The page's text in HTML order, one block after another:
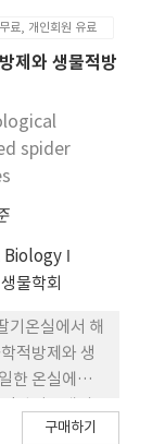
영양성분을 비
발효사료별 흰
교 분석한 결
용한 사료에
의하게 높았
우 동일하게
매우 낮았다.
먹이 원의 발
할 수 있는 흰
더 안정적이었
료, 개인회원 유료
제와 생물적방
spider
Biology
물학회
기온실에서 해
적방제와 생
한 온실에서
, 화학적방제
구매하기